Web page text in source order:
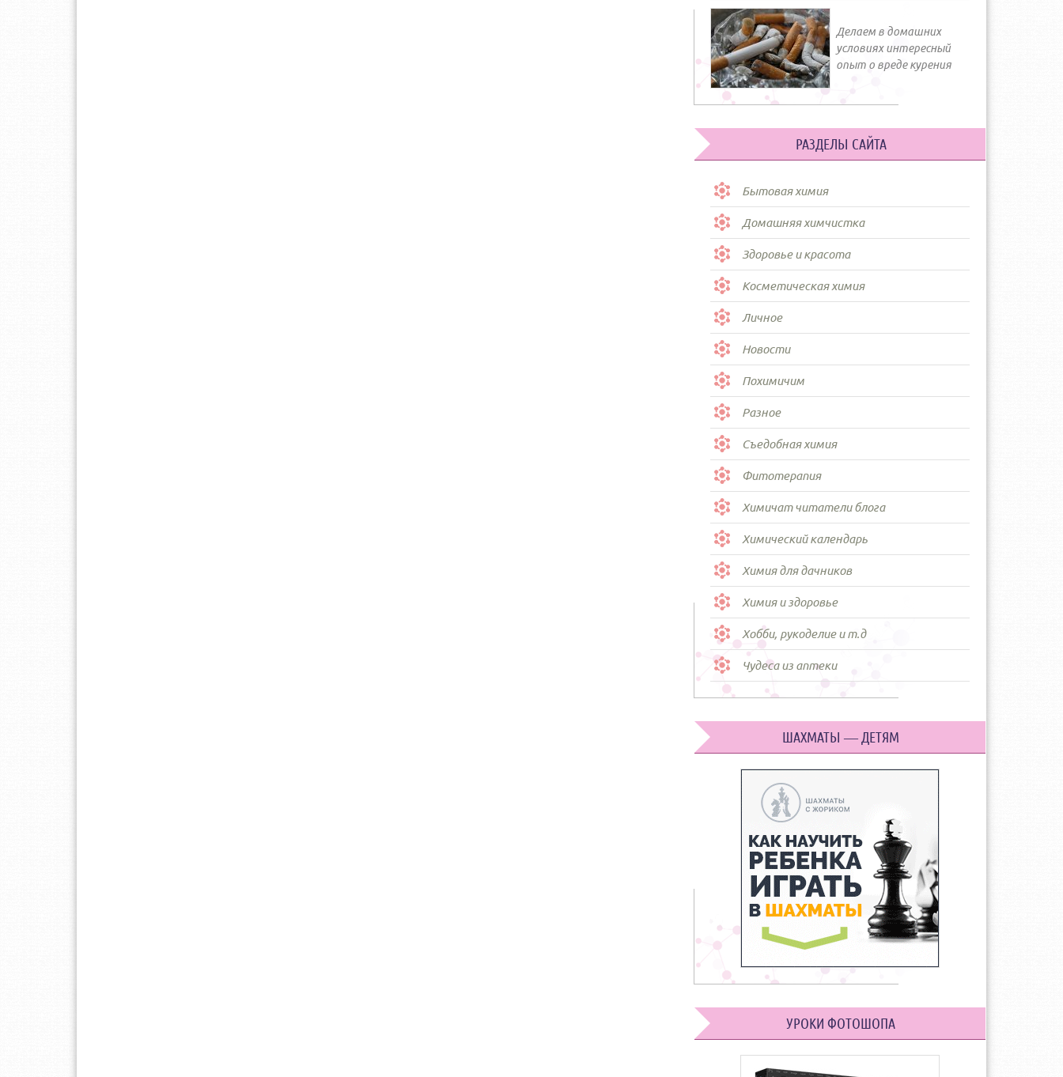
Делаем в домашних
условиях интересный
опыт о вреде курения
РАЗДЕЛЫ САЙТА
Бытовая химия
Домашняя химчистка
Здоровье и красота
Косметическая химия
Личное
Новости
Похимичим
Разное
Съедобная химия
Фитотерапия
Химичат читатели блога
Химический календарь
Химия для дачников
Химия и здоровье
Хобби, рукоделие и т.д
Чудеса из аптеки
ШАХМАТЫ — ДЕТЯМ
УРОКИ ФОТОШОПА